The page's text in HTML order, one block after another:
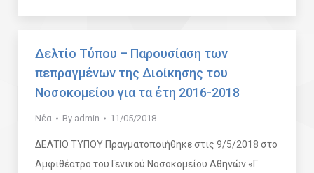
Δελτίο Τύπου – Παρουσίαση των
πεπραγμένων της Διοίκησης του
Νοσοκομείου για τα έτη 2016-2018
Νέα By admin 11/05/2018
ΔΕΛΤΙΟ ΤΥΠΟΥ Πραγματοποιήθηκε στις 9/5/2018 στο
Αμφιθέατρο του Γενικού Νοσοκομείου Αθηνών «Γ.